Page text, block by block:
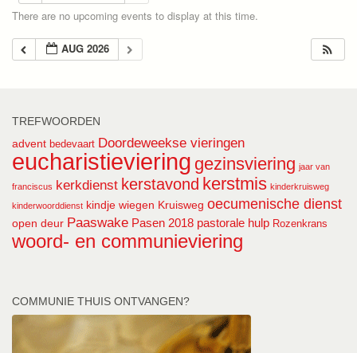
There are no upcoming events to display at this time.
AUG 2026
TREFWOORDEN
advent bedevaart Doordeweekse vieringen
eucharistieviering gezinsviering jaar van
franciscus kerkdienst kerstavond kerstmis kinderkruisweg
kinderwoorddienst kindje wiegen Kruisweg oecumenische dienst
open deur Paaswake Pasen 2018 pastorale hulp Rozenkrans
woord- en communieviering
COMMUNIE THUIS ONTVANGEN?